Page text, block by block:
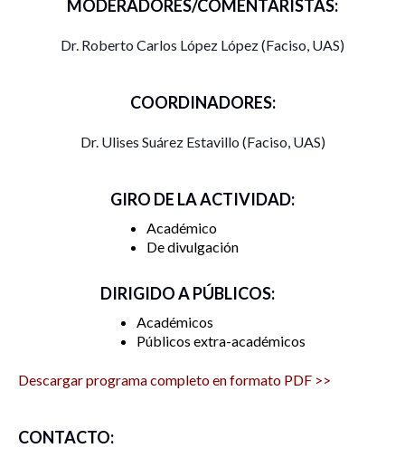
MODERADORES/COMENTARISTAS:
Dr. Roberto Carlos López López (Faciso, UAS)
COORDINADORES:
Dr. Ulises Suárez Estavillo (Faciso, UAS)
GIRO DE LA ACTIVIDAD:
Académico
De divulgación
DIRIGIDO A PÚBLICOS:
Académicos
Públicos extra-académicos
Descargar programa completo en formato PDF >>
CONTACTO: